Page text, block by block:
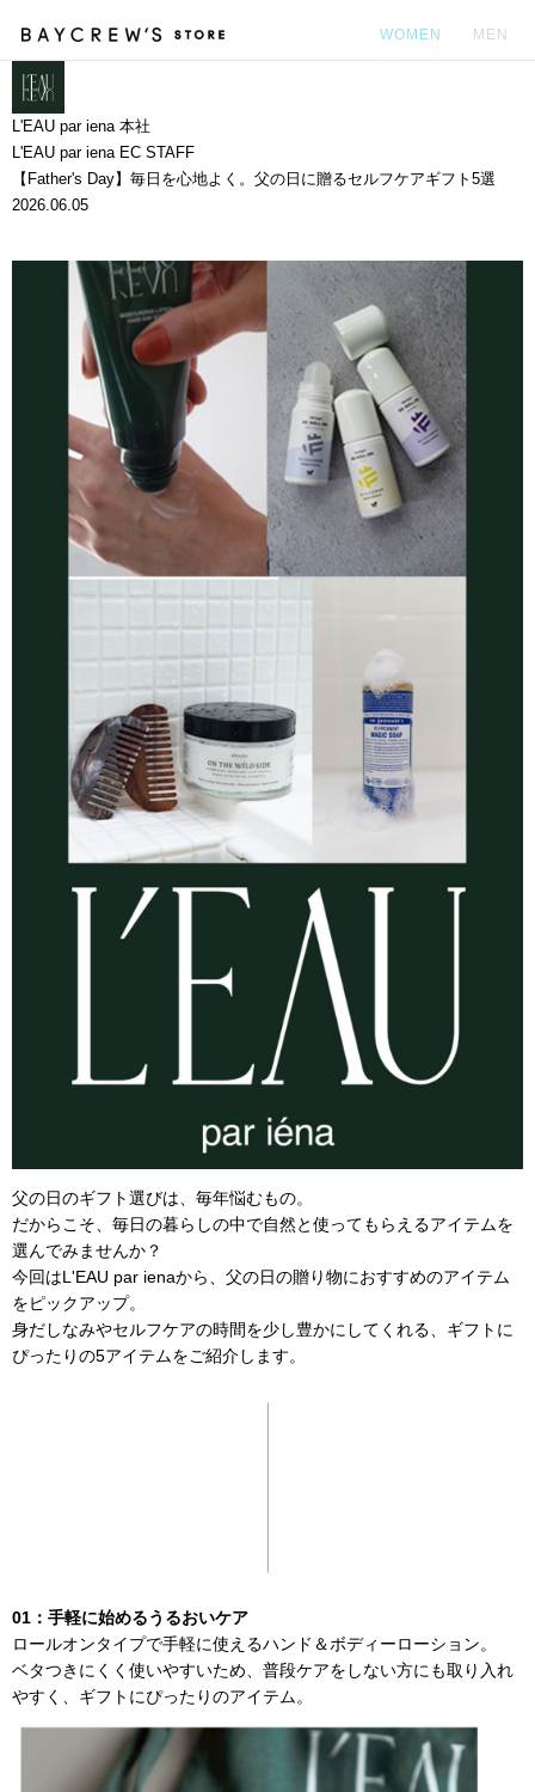
WOMEN MEN
L'EAU par iena 本社
L'EAU par iena EC STAFF
【Father's Day】毎日を心地よく。父の日に贈るセルフケアギフト5選
2026.06.05
父の日のギフト選びは、毎年悩むもの。
だからこそ、毎日の暮らしの中で自然と使ってもらえるアイテムを
選んでみませんか？
今回はL'EAU par ienaから、父の日の贈り物におすすめのアイテム
をピックアップ。
身だしなみやセルフケアの時間を少し豊かにしてくれる、ギフトに
ぴったりの5アイテムをご紹介します。
01： 手軽に始めるうるおいケア
ロールオンタイプで手軽に使えるハンド＆ボディーローション。
ベタつきにくく使いやすいため、普段ケアをしない方にも取り入れ
やすく、ギフトにぴったりのアイテム。